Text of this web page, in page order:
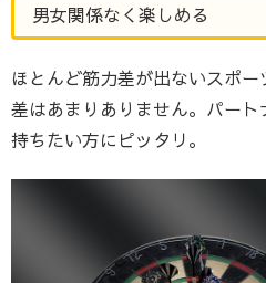
男女関係なく楽しめる
ほとんど筋力差が出ないスポ
差はあまりありません。パート
持ちたい方にピッタリ。